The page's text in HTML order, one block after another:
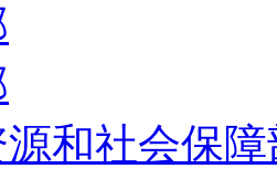
源和社会保